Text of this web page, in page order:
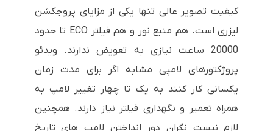
کیفیت تصویر عالی تنها یکی از مزایای پروجکشن
لیزری است. هم منبع نور و هم فیلتر ECO تا حدود
20000 ساعت نیازی به تعویض ندارند. ویدئو
پروژکتورهای لامپی مشابه اگر برای مدت زمان
یکسانی کار کنند به یک تا چهار تغییر لامپ به
همراه تعمیر و نگهداری فیلتر نیاز دارند. همچنین
لازم نیست نگران دور انداختن لامپ های تاریخ